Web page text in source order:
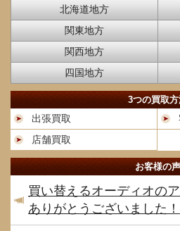
北海道地方
関東地方
関西地方
四国地方
3つの買取方
出張買取
店舗買取
お客様の声
買い替えるオーディオの
ありがとうございました！